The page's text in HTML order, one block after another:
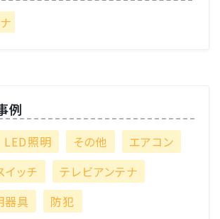
例
LED照明 その他
エアコン
イッチ
テレビアンテナ
器具 防犯